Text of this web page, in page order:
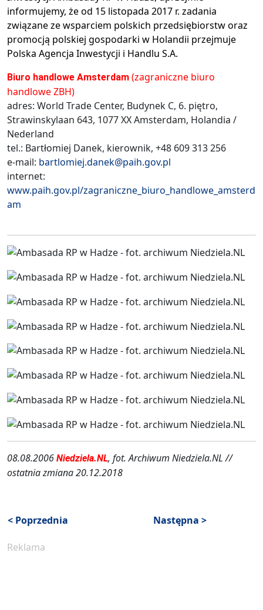
informujemy, że od 15 listopada 2017 r. zadania
związane ze wsparciem polskich przedsiębiorstw oraz
promocją polskiej gospodarki w Holandii przejmuje
Polska Agencja Inwestycji i Handlu S.A.
Biuro handlowe Amsterdam (zagraniczne biuro
handlowe ZBH)
adres: World Trade Center, Budynek C, 6. piętro,
Strawinskylaan 643, 1077 XX Amsterdam, Holandia /
Nederland
tel.: Bartłomiej Danek, kierownik, +48 609 313 256
e-mail: bartlomiej.danek@paih.gov.pl
internet:
www.paih.gov.pl/zagraniczne_biuro_handlowe_amsterd
am
08.08.2006 Niedziela.NL, fot. Archiwum Niedziela.NL //
ostatnia zmiana 20.12.2018
< Poprzednia Następna >
Reklama